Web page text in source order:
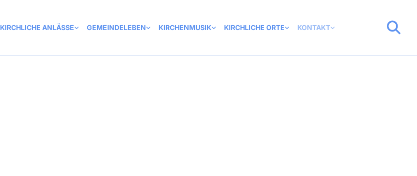
KIRCHLICHE ANLÄSSE GEMEINDELEBEN KIRCHENMUSIK KIRCHLICHE ORTE KONTAKT